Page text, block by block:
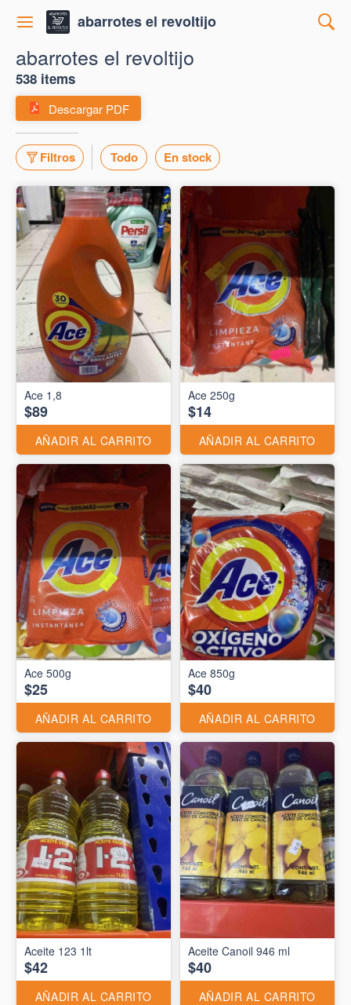
abarrotes el revoltijo
abarrotes el revoltijo
538 items
Descargar PDF
Filtros Todo En stock
Ace 1,8
$89
AÑADIR AL CARRITO
Ace 250g
$14
AÑADIR AL CARRITO
Ace 500g
$25
AÑADIR AL CARRITO
Ace 850g
$40
AÑADIR AL CARRITO
Aceite 123 1lt
$42
AÑADIR AL CARRITO
Aceite Canoil 946 ml
$40
AÑADIR AL CARRITO